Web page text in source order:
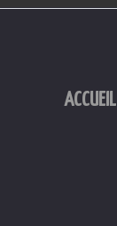
ACCUEIL